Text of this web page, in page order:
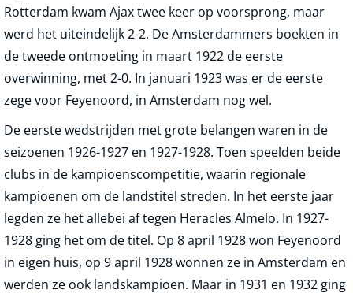
Rotterdam kwam Ajax twee keer op voorsprong, maar
werd het uiteindelijk 2-2. De Amsterdammers boekten in
de tweede ontmoeting in maart 1922 de eerste
overwinning, met 2-0. In januari 1923 was er de eerste
zege voor Feyenoord, in Amsterdam nog wel.
De eerste wedstrijden met grote belangen waren in de
seizoenen 1926-1927 en 1927-1928. Toen speelden beide
clubs in de kampioenscompetitie, waarin regionale
kampioenen om de landstitel streden. In het eerste jaar
legden ze het allebei af tegen Heracles Almelo. In 1927-
1928 ging het om de titel. Op 8 april 1928 won Feyenoord
in eigen huis, op 9 april 1928 wonnen ze in Amsterdam en
werden ze ook landskampioen. Maar in 1931 en 1932 ging